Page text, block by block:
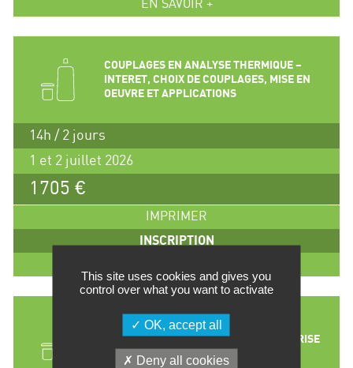
EN SAVOIR +
COUPLAGES EN ANALYSE THERMIQUE –
INTERET, CHOIX DE COUPLAGES, MISE EN
OEUVRE ET APPLICATIONS
14h / 2 jours
1 et 2 juillet 2026
1705 €
IMPRIMER
INSCRIPTION
GENIE DE LA POLYMERISATION –
CONCEPTION, COMPREHENSION, MAITRISE
DES REACTEURS DE POLYMERISATION
This site uses cookies and gives you
control over what you want to activate
OK, accept all
Deny all cookies